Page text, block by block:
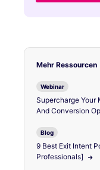
Mehr Ressourcen
Webinar
Supercharge Your
And Conversion
Blog
9 Best Exit Intent
Professionals]